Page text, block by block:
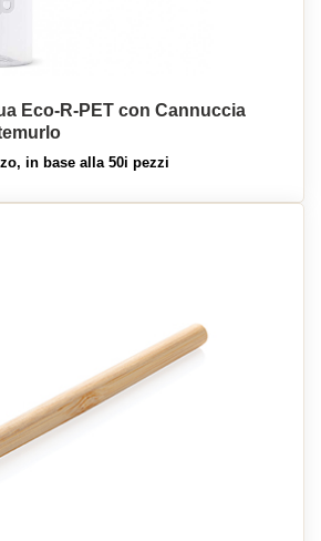
Eco-R-PET con Cannuccia
in base alla 50i pezzi